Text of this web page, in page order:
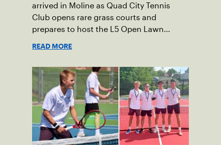
arrived in Moline as Quad City Tennis
Club opens rare grass courts and
prepares to host the L5 Open Lawn
READ MORE